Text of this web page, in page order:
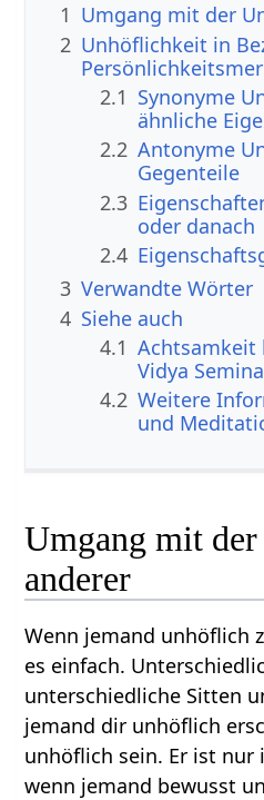
1 Umgang mit der
2 Unhöflichkeit in
2.1 Synonyme
ähnliche
2.2 Antonyme
Gegenteile
2.3
oder danach
2.4
3 Verwandte Wörter
4 Siehe auch
4.1 Achtsamkeit
Vidya
4.2 Weitere
und
Umgang mit
anderer
Wenn jemand unhöflich
es einfach.
unterschiedliche Sitten
jemand dir unhöflich
unhöflich sein. Er ist nur
wenn jemand bewusst